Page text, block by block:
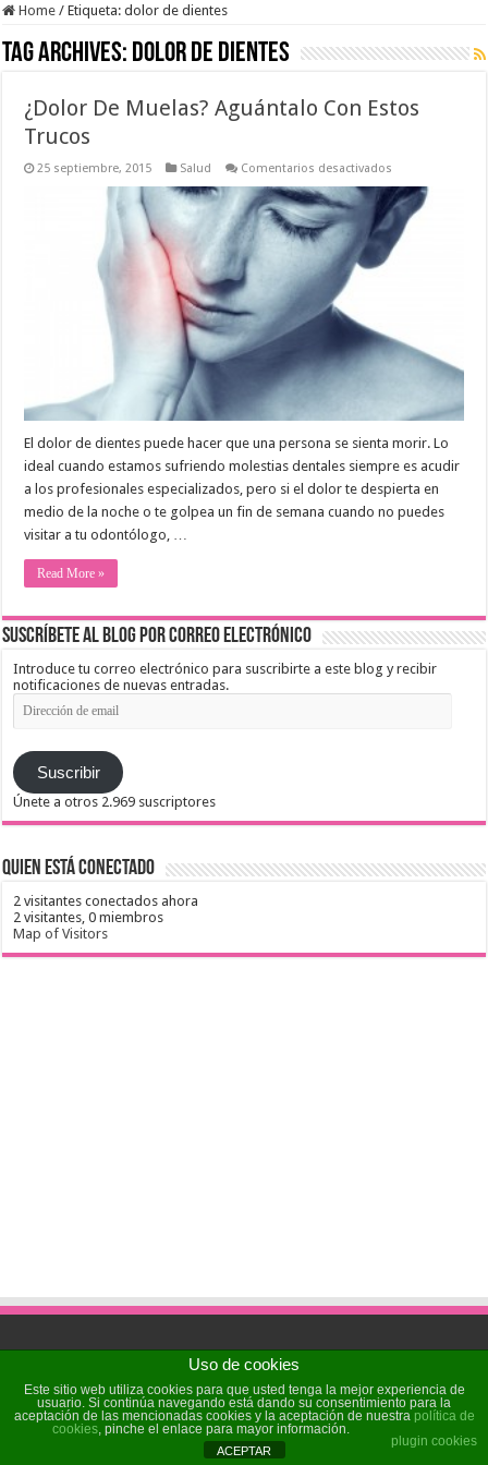
Home / Etiqueta:dolor de dientes
Tag Archives: dolor de dientes
¿Dolor De Muelas? Aguántalo Con Estos
Trucos
25 septiembre, 2015 Salud Comentarios desactivados
De
Muelas?
Aguántalo
Con
Estos
El dolor de dientes puede hacer que una persona se sienta morir. Lo
ideal cuando estamos sufriendo molestias dentales siempre es acudir
a los profesionales especializados, pero si el dolor te despierta en
medio de la noche o te golpea un fin de semana cuando no puedes
visitar a tu odontólogo, …
Read More »
Suscríbete al blog por correo electrónico
Introduce tu correo electrónico para suscribirte a este blog y recibir
notificaciones de nuevas entradas.
Dirección
de
Suscribir
Únete a otros 2.969 suscriptores
Quien está conectado
2 visitantes conectados ahora
2 visitantes, 0 miembros
Map of Visitors
Powered bySochicat| Designed bySochicat
© Copyright 2026, All Rights Reserved
Uso de cookies
Este sitio web utiliza cookies para que usted tenga la mejor experiencia de
usuario. Si continúa navegando está dando su consentimiento para la
aceptación de las mencionadas cookies y la aceptación de nuestra política de
cookies, pinche el enlace para mayor información.
plugin cookies
ACEPTAR